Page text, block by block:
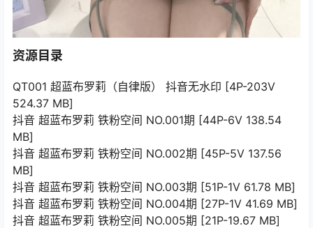
资源目录
QT001 超蓝布罗莉（自律版） 抖音无水印 [4P-203V
524.37 MB]
抖音 超蓝布罗莉 铁粉空间 NO.001期 [44P-6V 138.54
MB]
抖音 超蓝布罗莉 铁粉空间 NO.002期 [45P-5V 137.56
MB]
抖音 超蓝布罗莉 铁粉空间 NO.003期 [51P-1V 61.78 MB]
抖音 超蓝布罗莉 铁粉空间 NO.004期 [27P-1V 41.69 MB]
抖音 超蓝布罗莉 铁粉空间 NO.005期 [21P-19.67 MB]